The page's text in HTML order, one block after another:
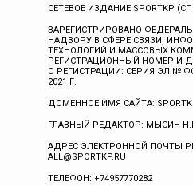
СЕТЕВОЕ ИЗДАНИЕ SPORTKP
ЗАРЕГИСТРИРОВАНО
НАДЗОРУ В СФЕРЕ СВЯЗИ,
ТЕХНОЛОГИЙ И МАССОВЫХ
РЕГИСТРАЦИОННЫЙ НОМЕР И
О РЕГИСТРАЦИИ: СЕРИЯ ЭЛ №
2021 Г.
ДОМЕННОЕ ИМЯ САЙТА:
ГЛАВНЫЙ РЕДАКТОР: МЫСИН
АДРЕС ЭЛЕКТРОННОЙ ПОЧТЫ
ALL@SPORTKP.RU
ТЕЛЕФОН: +74957770282